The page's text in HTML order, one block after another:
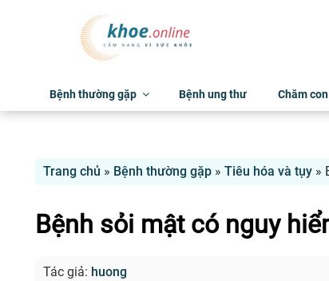
Bệnh thường gặp Bệnh ung thư Chăm con
Trang chủ » Bệnh thường gặp » Tiêu hóa và tụy »
Bệnh sỏi mật có nguy
Tác giả: huong